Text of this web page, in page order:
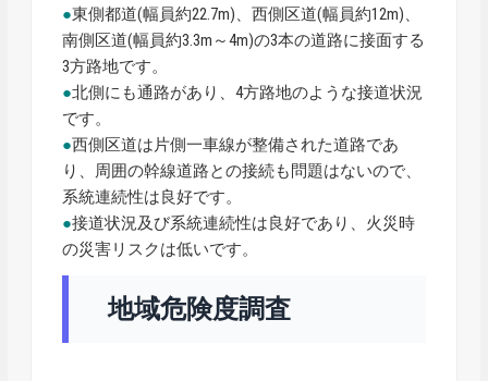
●東側都道(幅員約22.7m)、西側区道(幅員約12m)、
南側区道(幅員約3.3m～4m)の3本の道路に接面する
3方路地です。
●北側にも通路があり、4方路地のような接道状況
です。
●西側区道は片側一車線が整備された道路であ
り、周囲の幹線道路との接続も問題はないので、
系統連続性は良好です。
●接道状況及び系統連続性は良好であり、火災時
の災害リスクは低いです。
地域危険度調査